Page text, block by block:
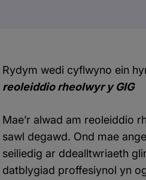
Rydym wedi cyflwyno ein
reoleiddio rheolwyr y GIG
Mae’r alwad am reoleiddio
sawl degawd. Ond mae
seiliedig ar ddealltwriaeth
datblygiad proffesiynol yn